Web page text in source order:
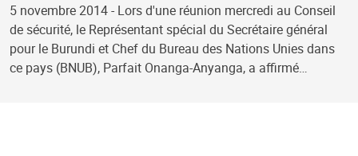
5 novembre 2014 - Lors d'une réunion mercredi au Conseil
de sécurité, le Représentant spécial du Secrétaire général
pour le Burundi et Chef du Bureau des Nations Unies dans
ce pays (BNUB), Parfait Onanga-Anyanga, a affirmé…